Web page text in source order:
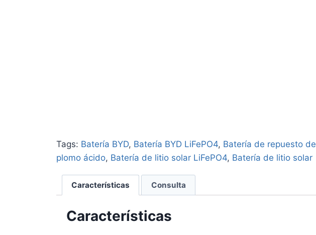
Tags: Batería BYD, Batería BYD LiFePO4, Batería de repuesto de
plomo ácido, Batería de litio solar LiFePO4, Batería de litio solar
Características Consulta
Características